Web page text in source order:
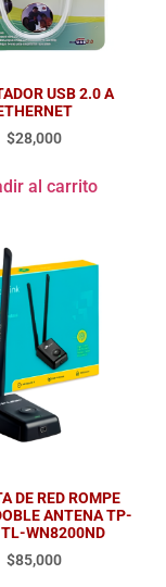
USB 2.0 A
$28,000
al carrito
DE RED ROMPE
ANTENA TP-
WN8200ND
$85,000